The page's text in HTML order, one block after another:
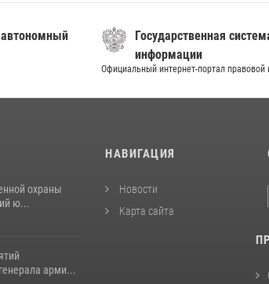
Государственная
информации
Официальный интернет-портал
охраны
ю...
арми...
НАВИГАЦИЯ
Новости
Карта сайта